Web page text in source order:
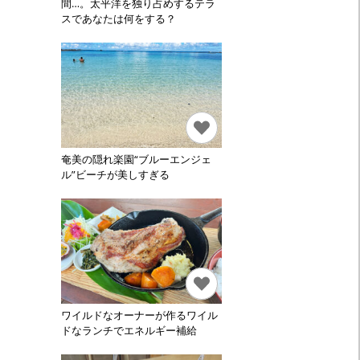
間…。太平洋を独り占めするテラ
スであなたは何をする？
奄美の隠れ楽園“ブルーエンジェ
ル”ビーチが美しすぎる
ワイルドなオーナーが作るワイル
ドなランチでエネルギー補給